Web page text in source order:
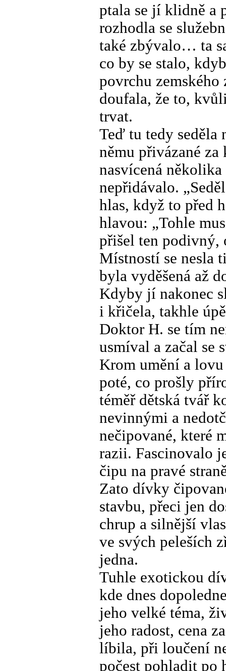
ptala se jí klidně a
rozhodla se
také zbývalo… ta
co by se stalo,
povrchu
doufala, že to,
trvat.
Teď tu tedy seděla
němu přivázané za
nasvícená
nepřidávalo.
hlas, když to před
hlavou: „Tohle
přišel ten podivný,
Místností se nesla
byla vyděšená až
Kdyby jí nakonec
i křičela, takhle
Doktor H. se tím
usmíval a začal se
Krom umění a
poté, co prošly
téměř dětská tvář
nevinnými a
nečipované, které
razii. Fascinovalo
čipu na pravé
Zato dívky
stavbu, přeci jen
chrup a silnější
ve svých peleších
jedna.
Tuhle exotickou
kde dnes
jeho velké téma,
jeho radost, cena
líbila, při loučení
počest pohladit po